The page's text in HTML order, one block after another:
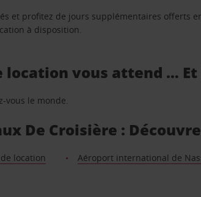
et profitez de jours supplémentaires offerts
à disposition.
location vous attend …
vous le monde.
De Croisière :
location
Aéroport international de